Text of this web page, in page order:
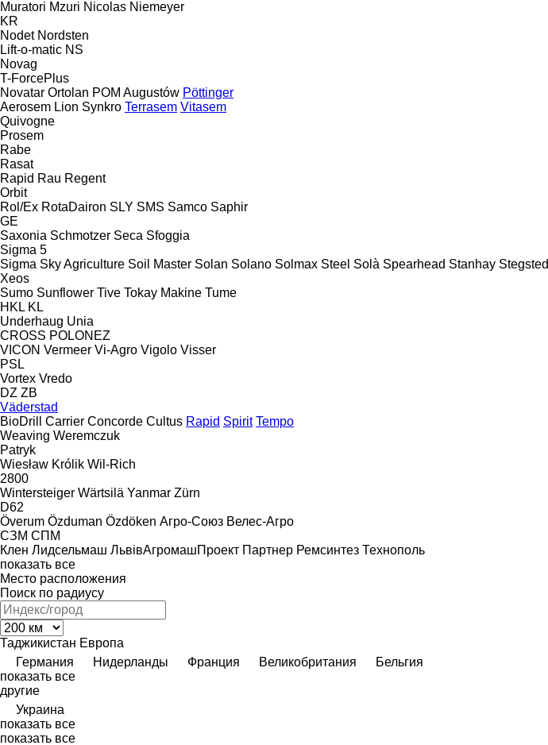
Muratori Mzuri Nicolas Niemeyer
KR
Nodet Nordsten
Lift-o-matic NS
Novag
T-ForcePlus
Novatar Ortolan POM Augustów Pöttinger
Aerosem Lion Synkro Terrasem Vitasem
Quivogne
Prosem
Rabe
Rasat
Rapid Rau Regent
Orbit
Rol/Ex RotaDairon SLY SMS Samco Saphir
GE
Saxonia Schmotzer Seca Sfoggia
Sigma 5
Sigma Sky Agriculture Soil Master Solan Solano Solmax Steel Solà Spearhead Stanhay Stegsted
Xeos
Sumo Sunflower Tive Tokay Makine Tume
HKL KL
Underhaug Unia
CROSS POLONEZ
VICON Vermeer Vi-Agro Vigolo Visser
PSL
Vortex Vredo
DZ ZB
Väderstad
BioDrill
Carrier Concorde Cultus Rapid Spirit Tempo
Weaving Weremczuk
Patryk
Wiesław Królik Wil-Rich
2800
Wintersteiger Wärtsilä Yanmar Zürn
D62
Överum Özduman Özdöken Агро-Союз Велес-Агро
СЗМ СПМ
Клен Лидсельмаш ЛьвівАгромашПроект Партнер Ремсинтез Технополь
показать все
Место расположения
Поиск по радиусу
Таджикистан Европа
Германия
Нидерланды Франция Великобритания
Бельгия
показать все
другие
Украина
показать все
показать все